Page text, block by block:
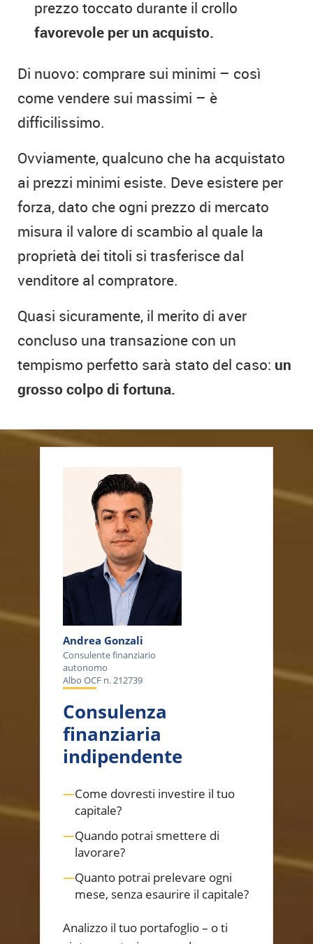
prezzo toccato durante il crollo
favorevole per un acquisto.
Di nuovo: comprare sui minimi – così
come vendere sui massimi – è
difficilissimo.
Ovviamente, qualcuno che ha acquistato
ai prezzi minimi esiste. Deve esistere per
forza, dato che ogni prezzo di mercato
misura il valore di scambio al quale la
proprietà dei titoli si trasferisce dal
venditore al compratore.
Quasi sicuramente, il merito di aver
concluso una transazione con un
tempismo perfetto sarà stato del caso: un
grosso colpo di fortuna.
Andrea Gonzali
Consulente finanziario
autonomo
Albo OCF n. 212739
Consulenza
finanziaria
indipendente
—Come dovresti investire il tuo
capitale?
—Quando potrai smettere di
lavorare?
—Quanto potrai prelevare ogni
mese, senza esaurire il capitale?
Analizzo il tuo portafoglio – o ti